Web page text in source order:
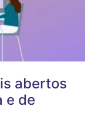
abertos
e de